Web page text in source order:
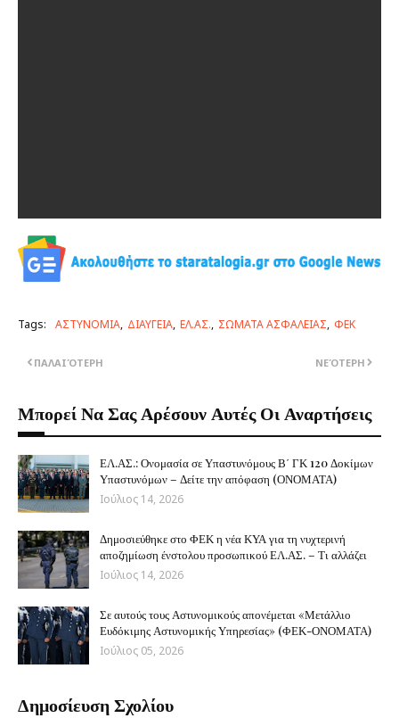
Tags: ΑΣΤΥΝΟΜΙΑ ΔΙΑΥΓΕΙΑ ΕΛ.ΑΣ. ΣΩΜΑΤΑ ΑΣΦΑΛΕΙΑΣ ΦΕΚ
ΝΕΌΤΕΡΗ
ΠΑΛΑΙΌΤΕΡΗ
Μπορεί Να Σας Αρέσουν Αυτές Οι Αναρτήσεις
ΕΛ.ΑΣ.: Ονομασία σε Υπαστυνόμους Β΄ ΓΚ 120 Δοκίμων
Υπαστυνόμων – Δείτε την απόφαση (ΟΝΟΜΑΤΑ)
Ιούλιος 14, 2026
Δημοσιεύθηκε στο ΦΕΚ η νέα ΚΥΑ για τη νυχτερινή
αποζημίωση ένστολου προσωπικού ΕΛ.ΑΣ. – Τι αλλάζει
Ιούλιος 14, 2026
Σε αυτούς τους Αστυνομικούς απονέμεται «Μετάλλιο
Ευδόκιμης Αστυνομικής Υπηρεσίας» (ΦΕΚ-ΟΝΟΜΑΤΑ)
Ιούλιος 05, 2026
Δημοσίευση Σχολίου